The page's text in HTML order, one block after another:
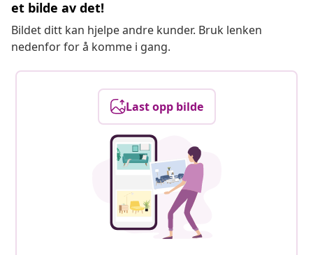
et bilde av det!
Bildet ditt kan hjelpe andre kunder. Bruk lenken
nedenfor for å komme i gang.
Last opp bilde